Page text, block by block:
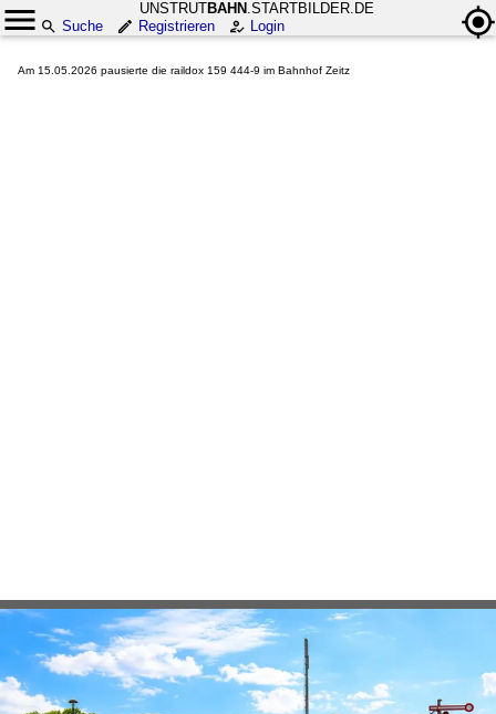
UNSTRUTBAHN .STARTBILDER.DE
Suche
Registrieren Login
Am 15.05.2026 pausierte die raildox 159 444-9 im Bahnhof Zeitz